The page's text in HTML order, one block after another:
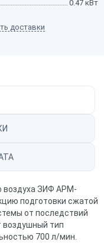
0.47 кВт
доставки
воздуха ЗИФ АРМ-
подготовки сжатой
от последствий
воздушный тип
700 л/мин.